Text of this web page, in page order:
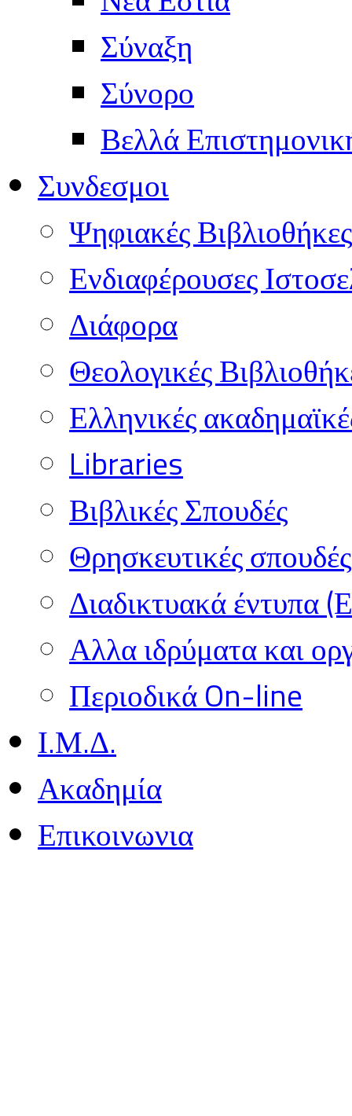
Σύναξη
Σύνορο
Βελλά
Συνδεσμοι
Ψηφιακές Βιβλιοθήκες
Ενδιαφέρουσες
Διάφορα
Θεολογικές
Ελληνικές
Libraries
Βιβλικές Σπουδές
Θρησκευτικές
Διαδικτυακά έντυπα
Αλλα ιδρύματα και
Περιοδικά On-line
Ι.Μ.Δ.
Ακαδημία
Επικοινωνια